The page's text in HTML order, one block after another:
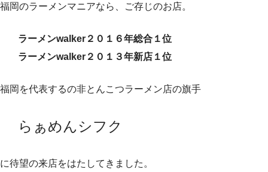
福岡のラーメンマニアなら、ご存じのお店。
ラーメンwalker２０１６年総合１位
ラーメンwalker２０１３年新店１位
福岡を代表するの非とんこつラーメン店の旗手
らぁめんシフク
に待望の来店をはたしてきました。